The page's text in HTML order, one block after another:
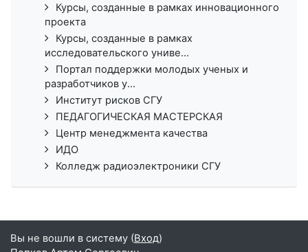
Курсы, созданные в рамках инновационного
проекта
Курсы, созданные в рамках
исследовательского униве...
Портал поддержки молодых ученых и
разработчиков у...
Институт рисков СГУ
ПЕДАГОГИЧЕСКАЯ МАСТЕРСКАЯ
Центр менеджмента качества
ИДО
Колледж радиоэлектроники СГУ
Вы не вошли в систему (Вход)